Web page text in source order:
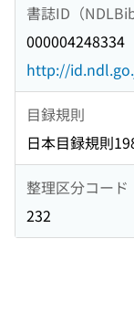
書誌ID（
000004248334
http://
目録規則
日本目録規則
整理区分コード
232